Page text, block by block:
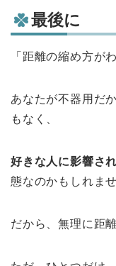
最後に
「距離の縮め方が
あなたが不器用だ
もなく、
好きな人に影響さ
態なのかもしれませ
だから、無理に距